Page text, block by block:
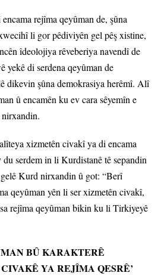
rejîma qeyûman de, şûna
li gor pêdiviyên gel pêş xistine,
îdeolojiya rêveberiya navendî de
yekê di serdena qeyûman de
dikevin şûna demokrasiya herêmî. Alî
û encamên ku ev cara sêyemîn e
xizmetên civakî ya di encama
serdem in li Kurdistanê tê sepandin
Kurd nirxandin û got: “Berî
qeyûman yên li ser xizmetên civakî,
rejîma qeyûman bikin ku li Tirkiyeyê
BÛ KARAKTERÊ
YA REJÎMA QESRÊ’